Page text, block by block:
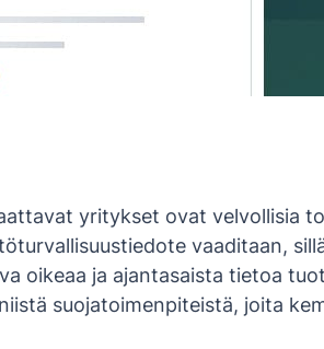
yritykset ovat velvollisia
vaaditaan,
oikeaa ja ajantasaista tietoa
suojatoimenpiteistä, joita